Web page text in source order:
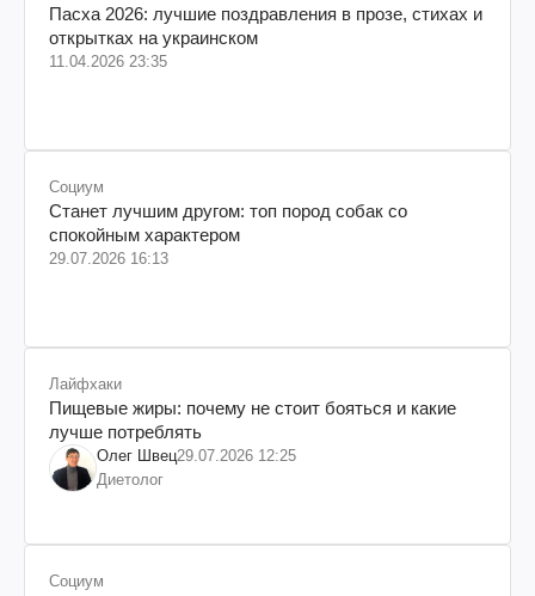
Пасха 2026: лучшие поздравления в прозе, стихах и
открытках на украинском
11.04.2026 23:35
Социум
Станет лучшим другом: топ пород собак со
спокойным характером
29.07.2026 16:13
Лайфхаки
Пищевые жиры: почему не стоит бояться и какие
лучше потреблять
Олег Швец29.07.2026 12:25
Диетолог
Социум